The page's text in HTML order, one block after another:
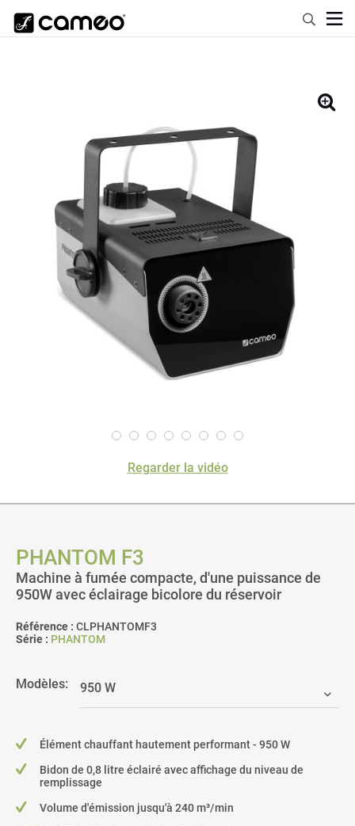
Regarder la vidéo
PHANTOM F3
Machine à fumée compacte, d'une puissance de
950W avec éclairage bicolore du réservoir
Référence : CLPHANTOMF3
Série : PHANTOM
Modèles:
Élément chauffant hautement performant - 950 W
Bidon de 0,8 litre éclairé avec affichage du niveau de
remplissage
Volume d'émission jusqu'à 240 m³/min